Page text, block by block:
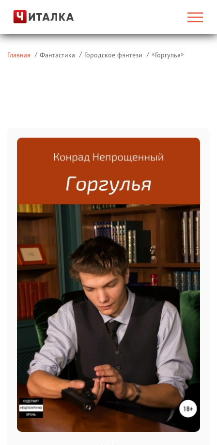
Главная Фантастика Городское фэнтези «Горгулья»